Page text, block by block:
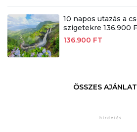
10 napos utazás a
szigetekre 136.900
136.900 FT
ÖSSZES AJÁNLAT